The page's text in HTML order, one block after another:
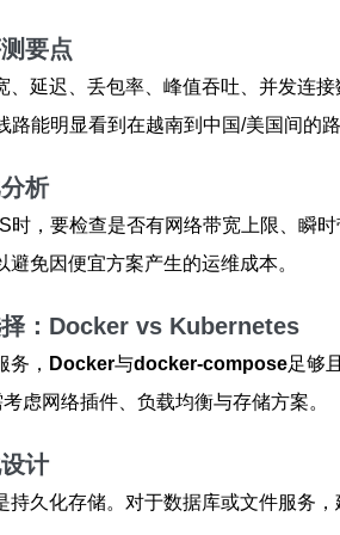
要点
、延迟、丢包率、峰值吞吐、并发连
路能明显看到在越南到中国/美国间的
析
时，要检查是否有网络带宽上限、瞬
免因便宜方案产生的运维成本。
：Docker vs Kubernetes
务， Docker与docker-compose足够
考虑网络插件、负载均衡与存储方案。
计
持久化存储。对于数据库或文件服务